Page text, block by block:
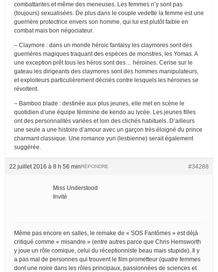
combattantes et même des meneuses. Les femmes n’y sont pas
(toujours) sexualisées. De plus dans le couple vedette la femme est une
guerrière protectrice envers son homme, qui lui est plutôt faible en
combat mais bon négociateur.
– Claymore : dans un monde héroic fantaisy les claymores sont des
guerrières magiques traquant des espèces de monstres, les Yomas. A
une exception prêt tous les héros sont des… héroines. Cerise sur le
gateau les dirigeants des claymores sont des hommes manipulateurs,
et exploiteurs particulièrement décriés contre lesquels les héroines se
révoltent.
– Bamboo blade : destinée aux plus jeunes, elle met en scène le
quotidien d’une équipe féminine de kendo au lycée. Les jeunes filles
ont des personnalités variées et loin des clichés habituels. D’ailleurs
une seule a une histoire d’amour avec un garçon très éloigné du prince
charmant classique. Une romance yuri (lesbienne) serait également
suggérée.
22 juillet 2016 à 8 h 56 min #34288
RÉPONDRE
Miss Understood
Invité
Même pas encore en salles, le remake de « SOS Fantômes » est déjà
critiqué comme « misandre » (entre autres parce que Chris Hemsworth
y joue un rôle comique, celui du réceptionniste beau mais stupide). Il y
a pas mal de personnes qui trouvent le film prometteur (quatre femmes
dont une noire dans les rôles principaux, passionnées de sciences et